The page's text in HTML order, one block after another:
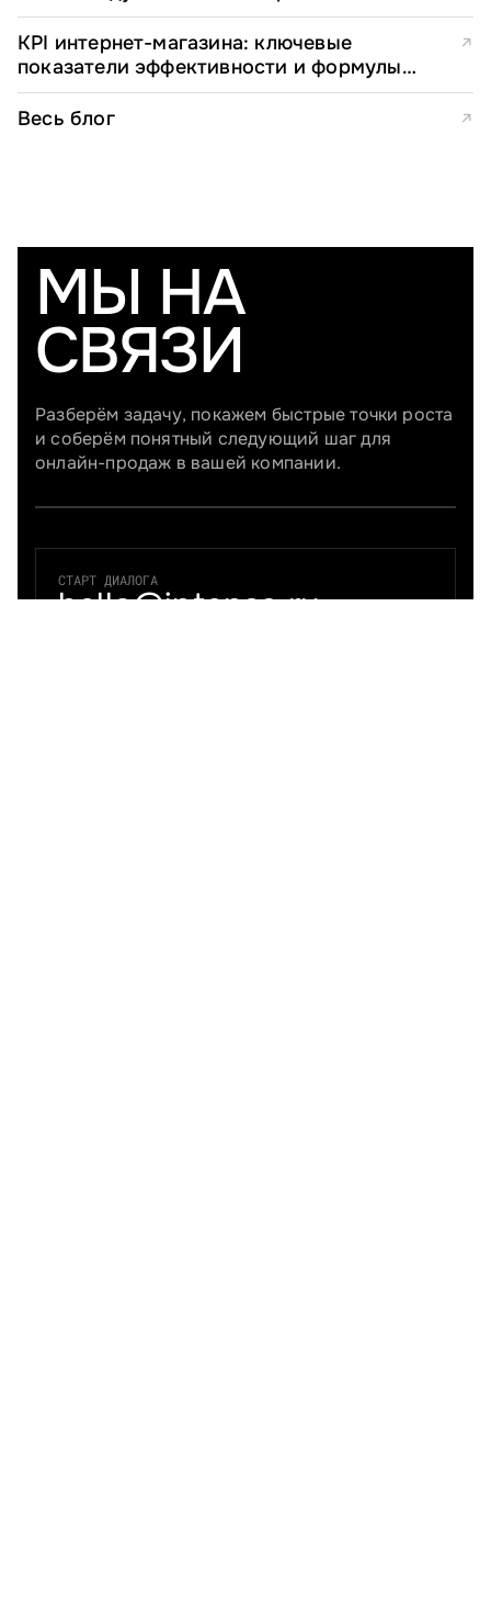
KPI интернет-магазина: ключевые
показатели эффективности и формулы
расчета
↗
Весь блог ↗
МЫ НА
СВЯЗИ
Разберём задачу, покажем быстрые точки роста
и соберём понятный следующий шаг для
онлайн-продаж в вашей компании.
СТАРТ ДИАЛОГА
hello@intensa.ru